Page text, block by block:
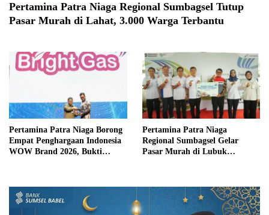
Pertamina Patra Niaga Regional Sumbagsel Tutup
Pasar Murah di Lahat, 3.000 Warga Terbantu
Pertamina Patra Niaga Borong
Empat Penghargaan Indonesia
WOW Brand 2026, Bukti
Pertamina Patra Niaga
Regional Sumbagsel Gelar
Pasar Murah di Lubuk